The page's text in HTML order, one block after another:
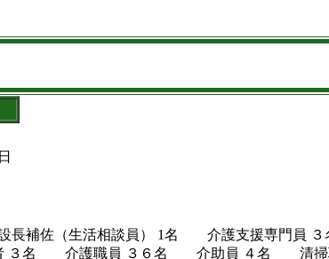
佐（生活相談員） 1名 介護支援専門員
３名 介護職員 ３６名 介助員 ４名 清